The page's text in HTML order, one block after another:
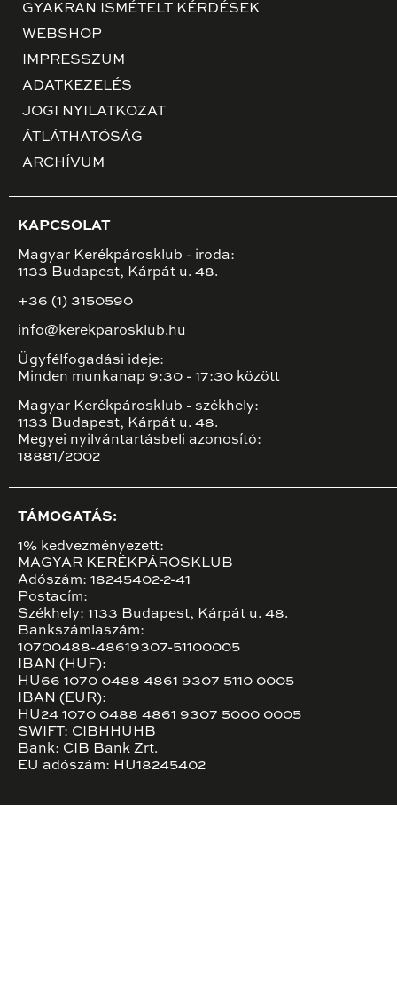
GYAKRAN ISMÉTELT KÉRDÉSEK
WEBSHOP
IMPRESSZUM
ADATKEZELÉS
JOGI NYILATKOZAT
ÁTLÁTHATÓSÁG
ARCHÍVUM
KAPCSOLAT
Magyar Kerékpárosklub - iroda:
1133 Budapest, Kárpát u. 48.
+36 (1) 3150590
info@kerekparosklub.hu
Ügyfélfogadási ideje:
Minden munkanap 9:30 - 17:30 között
Magyar Kerékpárosklub - székhely:
1133 Budapest, Kárpát u. 48.
Megyei nyilvántartásbeli azonosító:
18881/2002
TÁMOGATÁS:
1% kedvezményezett:
MAGYAR KERÉKPÁROSKLUB
Adószám: 18245402-2-41
Postacím:
Székhely: 1133 Budapest, Kárpát u. 48.
Bankszámlaszám:
10700488-48619307-51100005
IBAN (HUF):
HU66 1070 0488 4861 9307 5110 0005
IBAN (EUR):
HU24 1070 0488 4861 9307 5000 0005
SWIFT: CIBHHUHB
Bank: CIB Bank Zrt.
EU adószám: HU18245402